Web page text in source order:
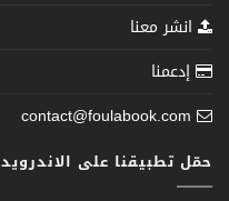
انشر معنا
إدعمنا
contact@foulabook.com
حمّل تطبيقنا على الاندرويد